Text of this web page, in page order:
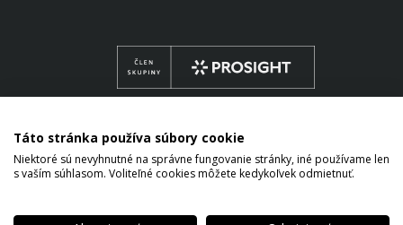
Copyright © 2026 Marek Varga All rights reserved.
o spracovaní
súhlasu so
digitálnej
z
Táto stránka používa súbory cookie
Niektoré sú nevyhnutné na správne fungovanie stránky, iné používame len
s vaším súhlasom. Voliteľné cookies môžete kedykoľvek odmietnuť.